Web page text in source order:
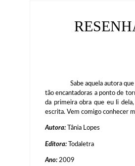
Sabe aquela autora que te
tão encantadoras a ponto de
da primeira obra que eu li
escrita. Vem comigo conhecer
Autora: Tânia Lopes
Editora: Todaletra
Ano: 2009